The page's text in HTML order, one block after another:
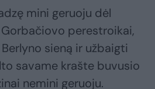
mini geruoju dėl
perestroikai,
sieną ir užbaigti
savame krašte buvusio
nemini geruoju.